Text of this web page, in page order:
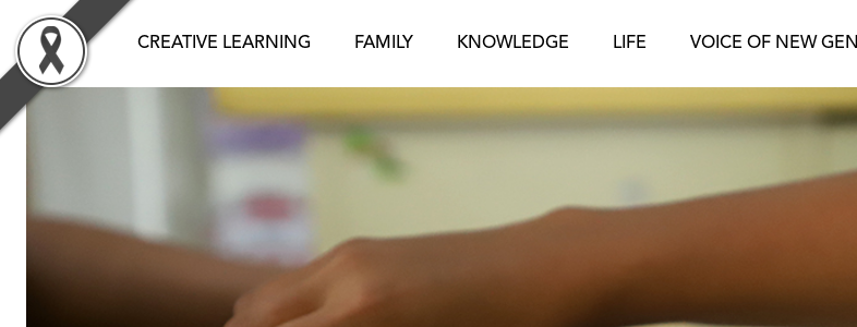
content
CREATIVE LEARNING FAMILY KNOWLEDGE LIFE VOICE OF NEW GEN